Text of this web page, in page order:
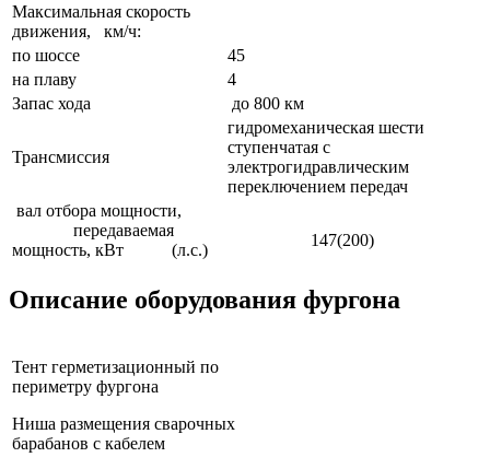
Максимальная скорость
движения, км/ч:
по шоссе
45
на плаву
4
Запас хода
до 800 км
Трансмиссия
гидромеханическая шести
ступенчатая с
электрогидравлическим
переключением передач
вал отбора мощности,
передаваемая
мощность, кВт (л.с.)
147(200)
Описание оборудования фургона
Тент герметизационный по
периметру фургона
Ниша размещения сварочных
барабанов с кабелем